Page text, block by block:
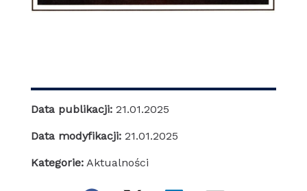
Data publikacji: 21.01.2025
Data modyfikacji: 21.01.2025
Kategorie: Aktualności